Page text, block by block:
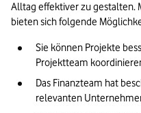
Alltag effektiver zu gestalten.
bieten sich folgende
Sie können Projekte
Projektteam
Das Finanzteam hat
relevanten